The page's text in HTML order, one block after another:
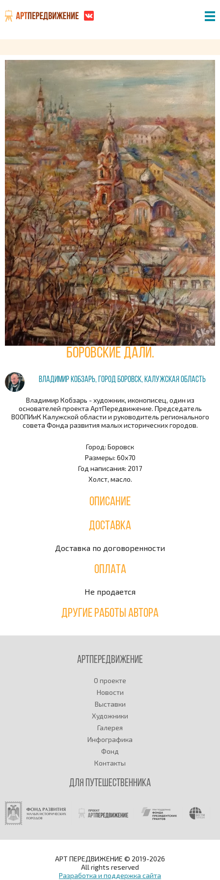
Боровские дали.
Владимир Кобзарь, город Боровск, Калужская область
Владимир Кобзарь - художник, иконописец, один из
основателей проекта АртПередвижение. Председатель
ВООПИиК Калужской области и руководитель регионального
совета Фонда развития малых исторических городов.
Город: Боровск
Размеры: 60х70
Год написания: 2017
Холст, масло.
Описание
Доставка
Доставка по договоренности
Оплата
Не продается
Другие работы автора
Артпередвижение
О проекте
Новости
Выставки
Художники
Галерея
Инфографика
Фонд
Контакты
Для путешественника
АРТ ПЕРЕДВИЖЕНИЕ © 2019-2026
All rights reserved
Разработка и поддержка сайта